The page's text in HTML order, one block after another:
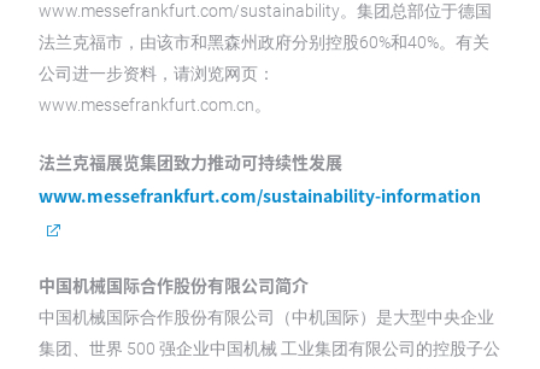
www.messefrankfurt.com/sustainability。集团总部位于德国
法兰克福市，由该市和黑森州政府分别控股60%和40%。有关
公司进一步资料，请浏览网页：
www.messefrankfurt.com.cn。
法兰克福展览集团致力推动可持续性发展
www.messefrankfurt.com/sustainability-information
中国机械国际合作股份有限公司简介
中国机械国际合作股份有限公司（中机国际）是大型中央企业
集团、世界 500 强企业中国机械 工业集团有限公司的控股子公